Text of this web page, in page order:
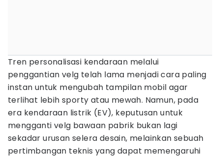
Tren personalisasi kendaraan melalui
penggantian velg telah lama menjadi cara paling
instan untuk mengubah tampilan mobil agar
terlihat lebih sporty atau mewah. Namun, pada
era kendaraan listrik (EV), keputusan untuk
mengganti velg bawaan pabrik bukan lagi
sekadar urusan selera desain, melainkan sebuah
pertimbangan teknis yang dapat memengaruhi